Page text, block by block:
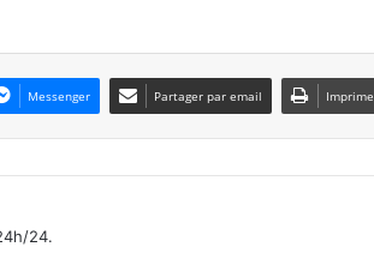
Messenger Partager par email
24.